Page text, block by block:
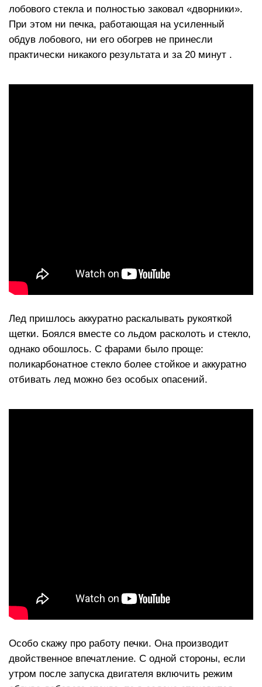
лобового стекла и полностью заковал «дворники».
При этом ни печка, работающая на усиленный
обдув лобового, ни его обогрев не принесли
практически никакого результата и за 20 минут .
Лед пришлось аккуратно раскалывать рукояткой
щетки. Боялся вместе со льдом расколоть и стекло,
однако обошлось. С фарами было проще:
поликарбонатное стекло более стойкое и аккуратно
отбивать лед можно без особых опасений.
Особо скажу про работу печки. Она производит
двойственное впечатление. С одной стороны, если
утром после запуска двигателя включить режим